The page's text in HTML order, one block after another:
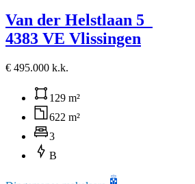
Van der Helstlaan 5
4383 VE Vlissingen
€ 495.000 k.k.
129 m²
622 m²
3
B